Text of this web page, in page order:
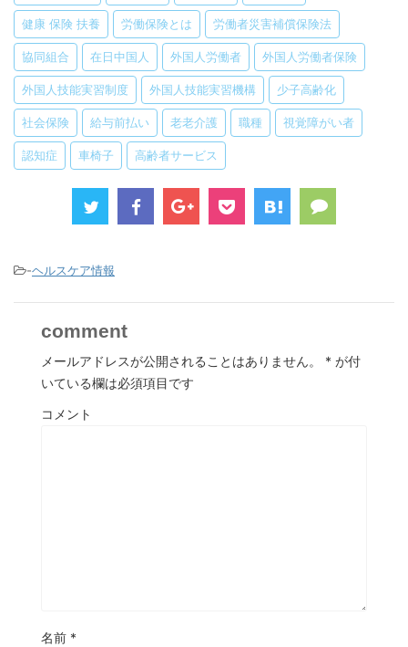
健康 保険 扶養 労働保険とは 労働者災害補償保険法
協同組合 在日中国人 外国人労働者 外国人労働者保険
外国人技能実習制度 外国人技能実習機構 少子高齢化
社会保険 給与前払い 老老介護 職種 視覚障がい者
認知症 車椅子 高齢者サービス
-ヘルスケア情報
comment
メールアドレスが公開されることはありません。 * が付
いている欄は必須項目です
コメント
名前 *